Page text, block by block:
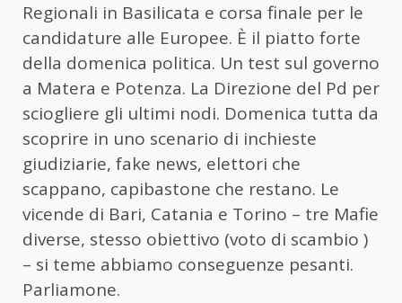
Regionali in Basilicata e corsa finale per le
candidature alle Europee. È il piatto forte
della domenica politica. Un test sul governo
a Matera e Potenza. La Direzione del Pd per
sciogliere gli ultimi nodi. Domenica tutta da
scoprire in uno scenario di inchieste
giudiziarie, fake news, elettori che
scappano, capibastone che restano. Le
vicende di Bari, Catania e Torino – tre Mafie
diverse, stesso obiettivo (voto di scambio )
– si teme abbiamo conseguenze pesanti.
Parliamone.